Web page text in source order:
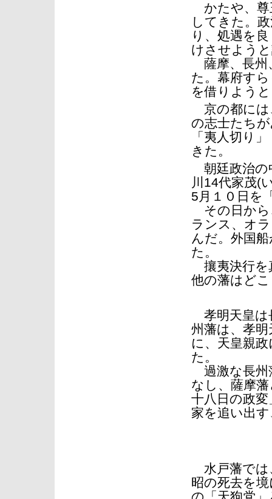
かたや、尊
してきた。
り、処遇を
けさせよう
薩摩、長州
た。幕府す
を借りよう
京の都には
の志士たち
「夷人切り
きた。
朝廷政治の
川14代家茂(
5月１０日を
その日から
ランス、オ
んだ。外国
た。
攘夷決行を
他の藩はど
孝明天皇は
州藩は、孝
に、天皇親
た。
過激な長州
なし、薩摩
十八日の政
家を追い出
水戸藩では
昭の死去を